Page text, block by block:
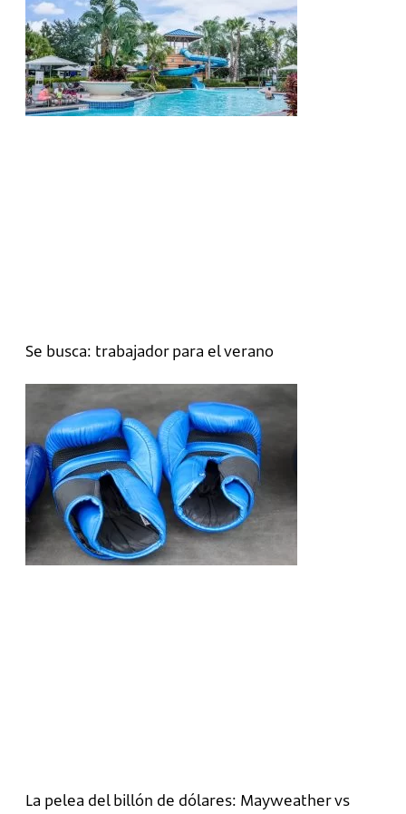
Se busca: trabajador para el verano
La pelea del billón de dólares: Mayweather vs